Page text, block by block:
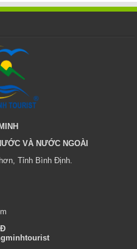
VÀ NƯỚC NGOÀI
Tỉnh Bình Định.